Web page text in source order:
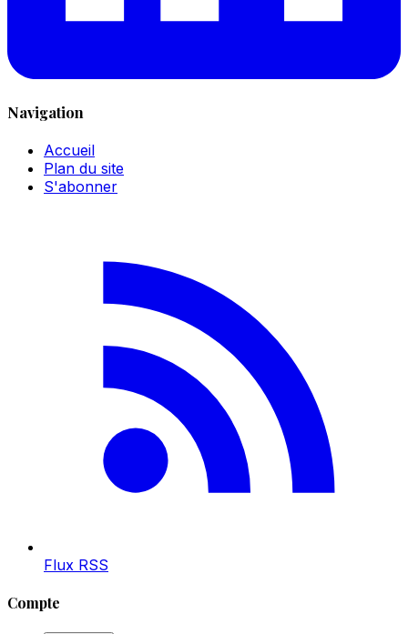
Navigation
Accueil
Plan du site
S'abonner
Flux RSS
Compte